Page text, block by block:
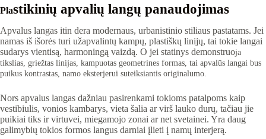
Plastikinių apvalių langų panaudojimas
Apvalus langas itin dera modernaus, urbanistinio stiliaus pastatams. Jei
namas iš išorės turi užapvalintų kampų, plastiškų linijų, tai tokie langai
sudarys vientisą, harmoningą vaizdą. O jei statinys demonstruoja
tikslias, griežtas linijas, kampuotas geometrines formas, tai apvalūs langai bus
puikus kontrastas, namo eksterjerui suteiksiantis originalumo.
Nors apvalus langas dažniau pasirenkami tokioms patalpoms kaip
vestibiulis, vonios kambarys, vieta šalia ar virš lauko durų, tačiau jie
puikiai tiks ir virtuvei, miegamojo zonai ar net svetainei. Yra daug
galimybių tokios formos langus darniai įlieti į namų interjerą.